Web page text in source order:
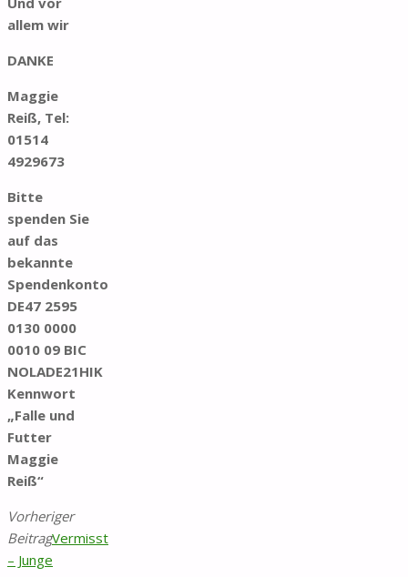
allem wir
DANKE
Maggie
Reiß, Tel:
01514
4929673
Bitte
spenden Sie
auf das
bekannte
Spendenkonto
DE47 2595
0130 0000
0010 09 BIC
NOLADE21HIK
Kennwort
„Falle und
Futter
Maggie
Reiß“
Vorheriger
BeitragVermisst
– Junge